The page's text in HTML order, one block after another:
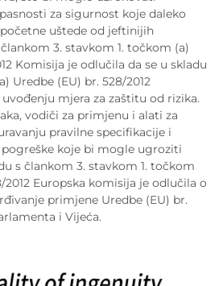
za sigurnost koje daleko
uštede od jeftinijih
3. stavkom 1. točkom (a)
Komisija je odlučila da se u skladu
Uredbe (EU) br. 528/2012
mjera za zaštitu od rizika.
vodiči za primjenu i alati za
pravilne specifikacije i
koje bi mogle ugroziti
s člankom 3. stavkom 1. točkom
2012 Europska komisija je odlučila o
primjene Uredbe (EU) br.
i Vijeća.